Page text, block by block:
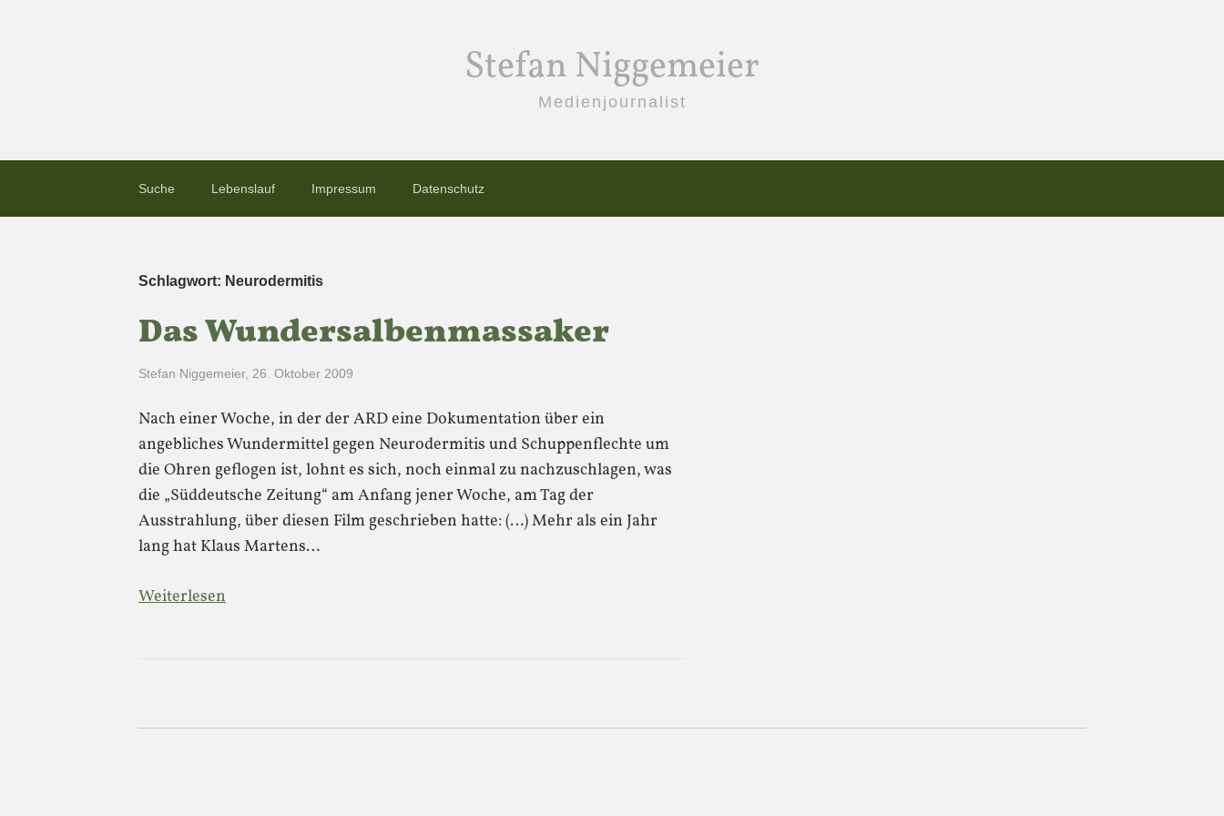
Stefan Niggemeier
Medienjournalist
Suche Lebenslauf Impressum Datenschutz
Schlagwort: Neurodermitis
Das Wundersalbenmassaker
Stefan Niggemeier, 26. Oktober 2009
Nach einer Woche, in der der ARD eine Dokumentation über ein
angebliches Wundermittel gegen Neurodermitis und Schuppenflechte um
die Ohren geflogen ist, lohnt es sich, noch einmal zu nachzuschlagen, was
die „Süddeutsche Zeitung“ am Anfang jener Woche, am Tag der
Ausstrahlung, über diesen Film geschrieben hatte: (…) Mehr als ein Jahr
lang hat Klaus Martens…
Weiterlesen